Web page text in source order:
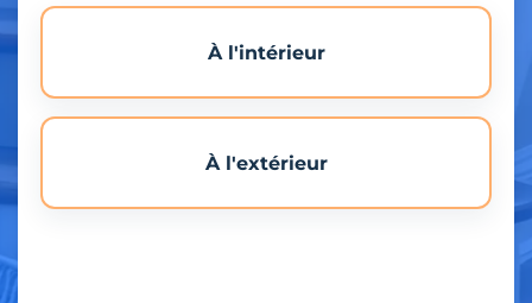
À l'intérieur
À l'extérieur